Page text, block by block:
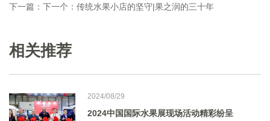
下一篇： 下一个：传统水果小店的坚守|果之润的三十年
相关推荐
2024/08/29
2024中国国际水果展现场活动精彩纷呈